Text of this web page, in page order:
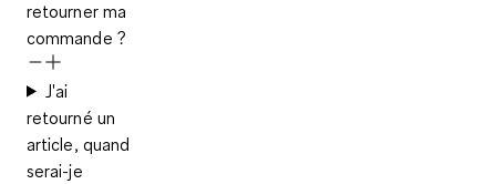
retourner ma
commande ?
J'ai
retourné un
article, quand
serai-je